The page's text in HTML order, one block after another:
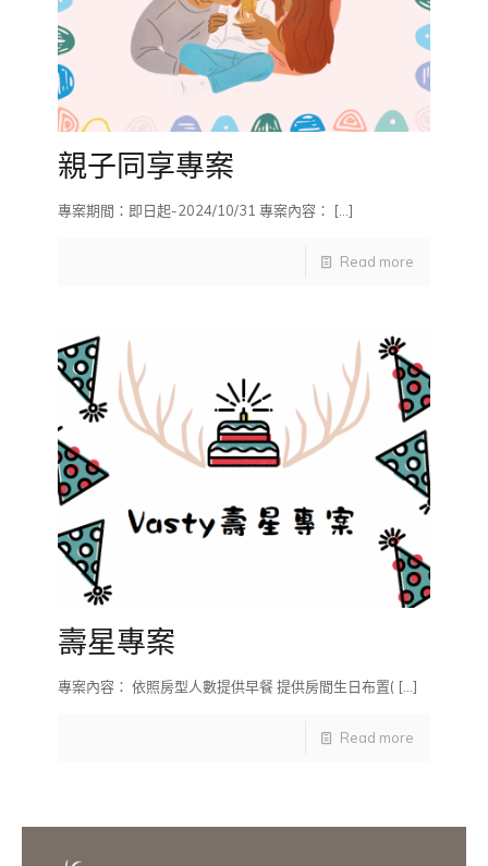
親子同享專案
專案期間：即日起-2024/10/31 專案內容： […]
Read more
壽星專案
專案內容： 依照房型人數提供早餐 提供房間生日布置( […]
Read more